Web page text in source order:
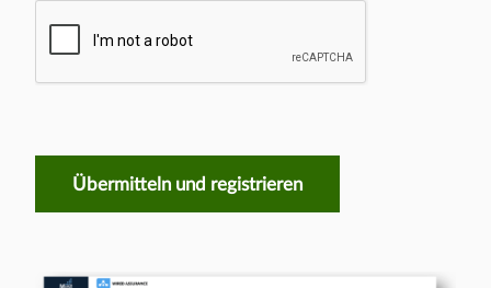
Übermitteln und registrieren